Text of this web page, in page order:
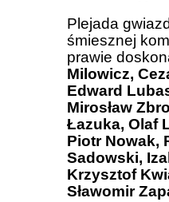
Plejada
śmiesznej
prawie
Milowicz,
Edward
Mirosław
Łazuka, Olaf
Piotr Nowak,
Sadowski,
Krzysztof
Sławomir